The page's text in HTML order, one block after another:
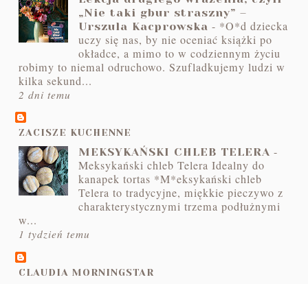
„Nie taki gbur straszny” –
Urszula Kacprowska - *O*d dziecka
uczy się nas, by nie oceniać książki po
okładce, a mimo to w codziennym życiu
robimy to niemal odruchowo. Szufladkujemy ludzi w
kilka sekund...
2 dni temu
ZACISZE KUCHENNE
MEKSYKAŃSKI CHLEB TELERA -
Meksykański chleb Telera Idealny do
kanapek tortas *M*eksykański chleb
Telera to tradycyjne, miękkie pieczywo z
charakterystycznymi trzema podłużnymi
w...
1 tydzień temu
CLAUDIA MORNINGSTAR